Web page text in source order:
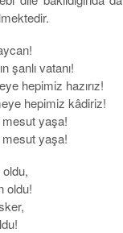
şanlı vatanı!
hepimiz hazırız!
hepimiz kâdiriz!
mesut yaşa!
mesut yaşa!
oldu!